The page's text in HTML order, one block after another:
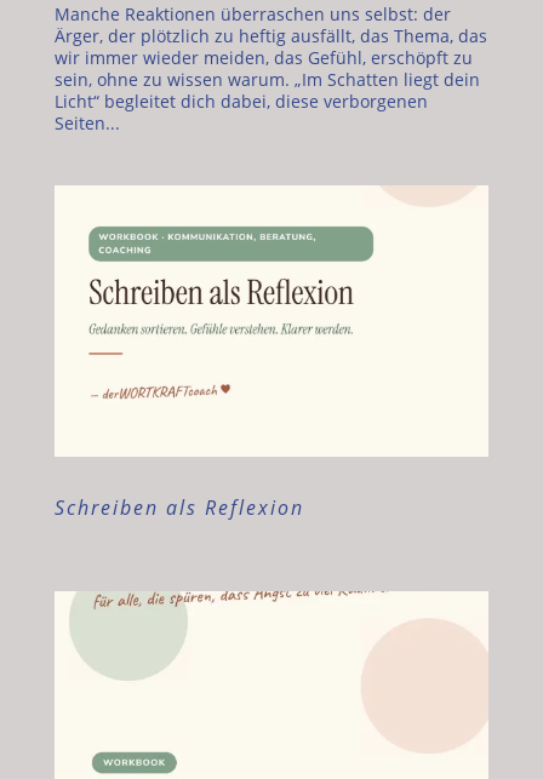
Manche Reaktionen überraschen uns selbst: der
Ärger, der plötzlich zu heftig ausfällt, das Thema, das
wir immer wieder meiden, das Gefühl, erschöpft zu
sein, ohne zu wissen warum. „Im Schatten liegt dein
Licht“ begleitet dich dabei, diese verborgenen
Seiten...
Schreiben als Reflexion